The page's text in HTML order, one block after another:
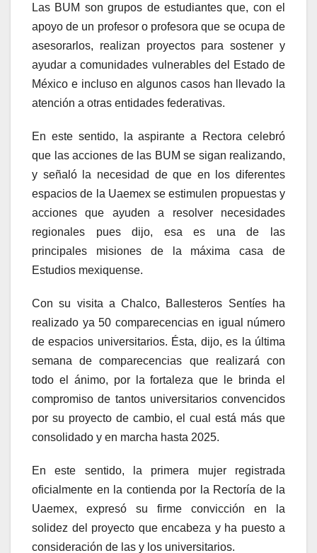
Las BUM son grupos de estudiantes que, con el
apoyo de un profesor o profesora que se ocupa de
asesorarlos, realizan proyectos para sostener y
ayudar a comunidades vulnerables del Estado de
México e incluso en algunos casos han llevado la
atención a otras entidades federativas.
En este sentido, la aspirante a Rectora celebró
que las acciones de las BUM se sigan realizando,
y señaló la necesidad de que en los diferentes
espacios de la Uaemex se estimulen propuestas y
acciones que ayuden a resolver necesidades
regionales pues dijo, esa es una de las
principales misiones de la máxima casa de
Estudios mexiquense.
Con su visita a Chalco, Ballesteros Sentíes ha
realizado ya 50 comparecencias en igual número
de espacios universitarios. Ésta, dijo, es la última
semana de comparecencias que realizará con
todo el ánimo, por la fortaleza que le brinda el
compromiso de tantos universitarios convencidos
por su proyecto de cambio, el cual está más que
consolidado y en marcha hasta 2025.
En este sentido, la primera mujer registrada
oficialmente en la contienda por la Rectoría de la
Uaemex, expresó su firme convicción en la
solidez del proyecto que encabeza y ha puesto a
consideración de las y los universitarios.